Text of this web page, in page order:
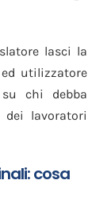
lasci la
utilizzatore
chi debba
lavoratori
cosa